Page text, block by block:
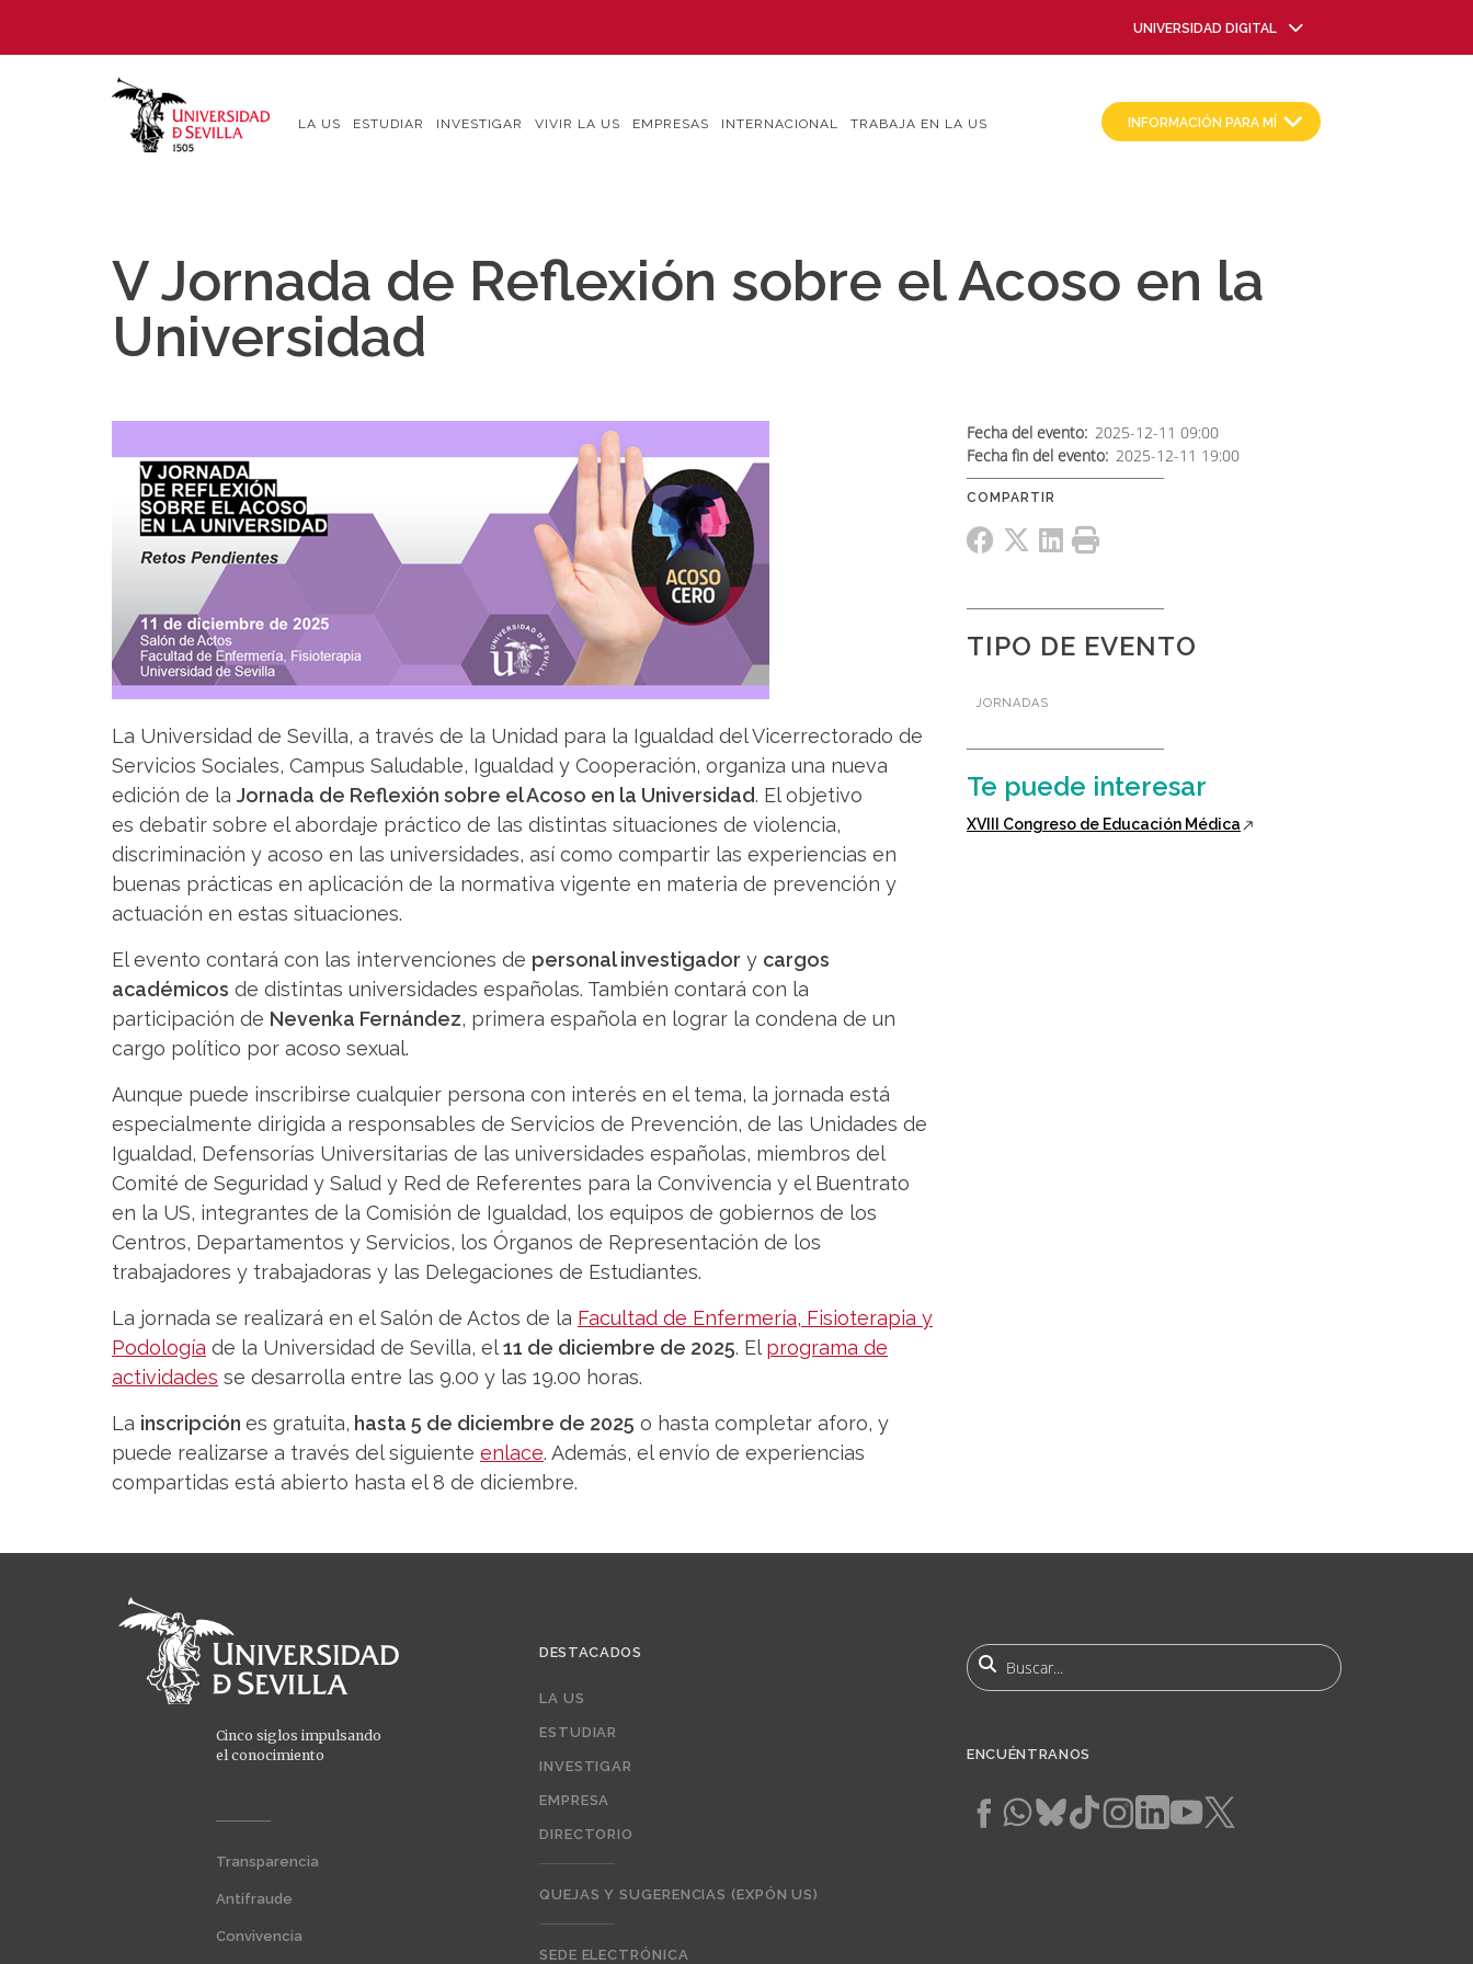
contenido
UNIVERSIDAD DIGITAL
LA US ESTUDIAR INVESTIGAR VIVIR LA US EMPRESAS INTERNACIONAL TRABAJA EN LA US INFORMACIÓN PARA MÍ
V Jornada de Reflexión sobre el Acoso en la
Universidad
La Universidad de Sevilla, a través de la Unidad para la Igualdad del Vicerrectorado de
Servicios Sociales, Campus Saludable, Igualdad y Cooperación, organiza una nueva
edición de la Jornada de Reflexión sobre el Acoso en la Universidad. El objetivo
es debatir sobre el abordaje práctico de las distintas situaciones de violencia,
discriminación y acoso en las universidades, así como compartir las experiencias en
buenas prácticas en aplicación de la normativa vigente en materia de prevención y
actuación en estas situaciones.
El evento contará con las intervenciones de personal investigador y cargos
académicos de distintas universidades españolas. También contará con la
participación de Nevenka Fernández, primera española en lograr la condena de un
cargo político por acoso sexual.
Aunque puede inscribirse cualquier persona con interés en el tema, la jornada está
especialmente dirigida a responsables de Servicios de Prevención, de las Unidades de
Igualdad, Defensorías Universitarias de las universidades españolas, miembros del
Comité de Seguridad y Salud y Red de Referentes para la Convivencia y el Buentrato
en la US, integrantes de la Comisión de Igualdad, los equipos de gobiernos de los
Centros, Departamentos y Servicios, los Órganos de Representación de los
trabajadores y trabajadoras y las Delegaciones de Estudiantes.
La jornada se realizará en el Salón de Actos de la Facultad de Enfermería, Fisioterapia y
Podología de la Universidad de Sevilla, el11 de diciembre de 2025. El programa de
actividades se desarrolla entre las 9.00 y las 19.00 horas.
La inscripción es gratuita, hasta 5 de diciembre de 2025 o hasta completar aforo, y
puede realizarse a través del siguiente enlace. Además, el envío de experiencias
compartidas está abierto hasta el 8 de diciembre.
Fecha del evento 2025-12-11 09:00
Fecha fin del evento 2025-12-11 19:00
TIPO DE EVENTO
JORNADAS
Te puede interesar
XVIII Congreso de Educación Médica
Cinco siglos impulsando
el conocimiento
Transparencia
Antifraude
Convivencia
DESTACADOS
LA US
ESTUDIAR
INVESTIGAR
EMPRESA
DIRECTORIO
QUEJAS Y SUGERENCIAS (EXPÓN US)
SEDE ELECTRÓNICA
Buscar
ENCUÉNTRANOS